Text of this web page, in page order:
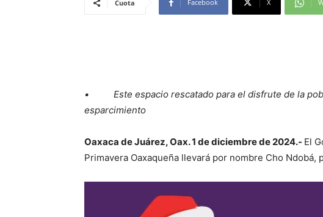
Cuota Facebook X
• Este espacio rescatado para el disfrute de la
esparcimiento
Oaxaca de Juárez, Oax. 1 de diciembre de 2024.- El
Primavera Oaxaqueña llevará por nombre Cho Ndobá,